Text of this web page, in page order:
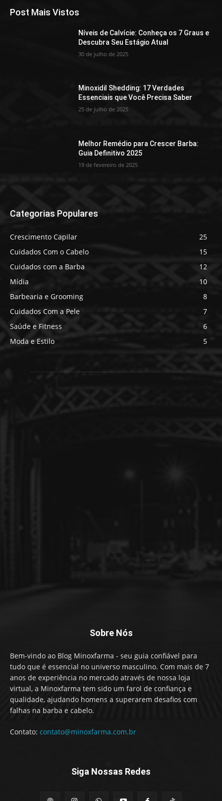
Post Mais Vistos
Níveis de Calvície: Conheça os 7 Graus e
Descubra Seu Estágio Atual
30 de julho de 2025
Minoxidil Shedding: 17 Verdades
Essenciais que Você Precisa Saber
25 de julho de 2025
Melhor Remédio para Crescer Barba:
Guia Definitivo 2025
19 de fevereiro de 2025
Categorias Populares
Crescimento Capilar
25
Cuidados Com o Cabelo
15
Cuidados com a Barba
12
Mídia
10
Barbearia e Grooming
8
Cuidados Com a Pele
7
Saúde e Fitness
6
Moda e Estilo
5
Sobre Nós
Bem-vindo ao Blog Minoxfarma - seu guia confiável para
tudo que é essencial no universo masculino. Com mais de 7
anos de experiência no mercado através de nossa loja
virtual, a Minoxfarma tem sido um farol de confiança e
qualidade, ajudando homens a superarem desafios com
falhas na barba e cabelo.
Contato: contato@minoxfarma.com.br
Siga Nossas Redes